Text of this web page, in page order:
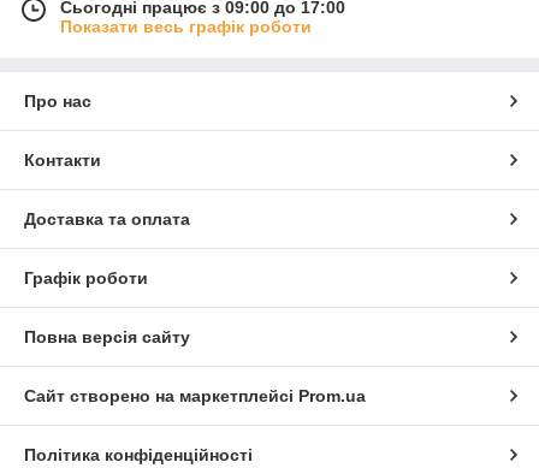
Сьогодні працює з 09:00 до 17:00
Показати весь графік роботи
Про нас
Контакти
Доставка та оплата
Графік роботи
Повна версія сайту
Сайт створено на маркетплейсі Prom.ua
Політика конфіденційності